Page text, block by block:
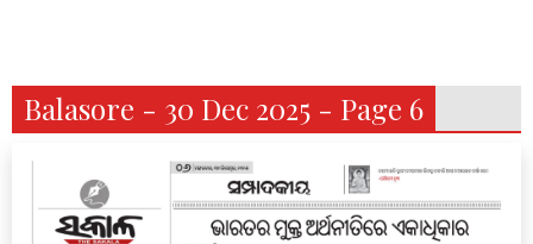
Balasore - 30 Dec 2025 - Page 6